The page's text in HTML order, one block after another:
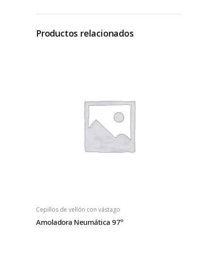
Productos relacionados
Cepillos de vellón con vástago
Amoladora Neumática 97º